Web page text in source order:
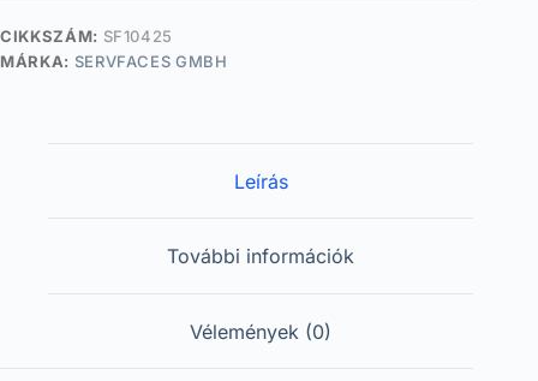
CIKKSZÁM: SF10425
MÁRKA: SERVFACES GMBH
Leírás
További információk
Vélemények (0)